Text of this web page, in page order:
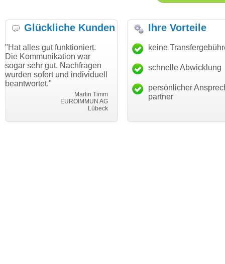
Glückliche Kunden
funktioniert.
war
Nachfragen
und individuell
"Danke für den schnellen
Transfer und guten Service!"
Thomas Schäfer
i can eckert communication GmbH
"Ich bin
haben.
mein
Ihre Vorteile
keine
schnelle Abwicklung
persönlicher
partner